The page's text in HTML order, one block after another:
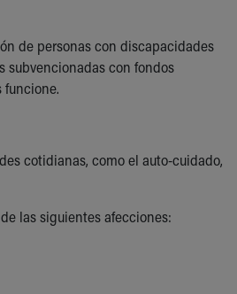
de personas con discapacidades
subvencionadas con fondos
cotidianas, como el auto-cuidado,
las siguientes afecciones: